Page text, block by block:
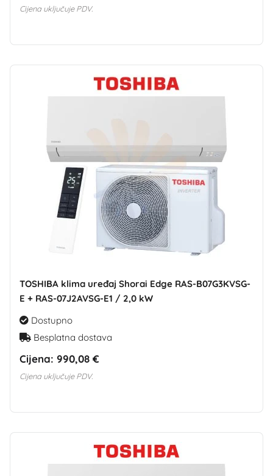
Cijena uključuje PDV.
TOSHIBA klima uređaj Shorai Edge RAS-B07G3KVSG-
E + RAS-07J2AVSG-E1 / 2,0 kW
Dostupno
Besplatna dostava
Cijena: 990,08 €
Cijena uključuje PDV.